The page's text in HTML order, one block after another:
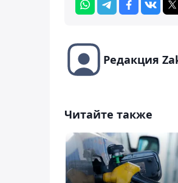
Редакция
Читайте также